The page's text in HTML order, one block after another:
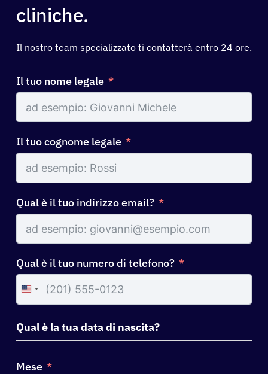
cliniche.
Il nostro team specializzato ti contatterà entro 24 ore.
Il tuo nome legale
Il tuo cognome legale
Qual è il tuo indirizzo email?
Qual è il tuo numero di telefono?
United
States
+1
Qual è la tua data di nascita?
Mese